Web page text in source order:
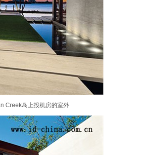
Creek岛上投机房的室外